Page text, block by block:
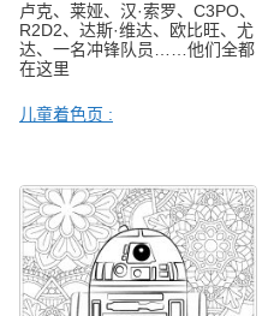
卢克、莱娅、汉·索罗、C3PO、
R2D2、达斯·维达、欧比旺、尤
达、一名冲锋队员……他们全都
在这里
儿童着色页 :